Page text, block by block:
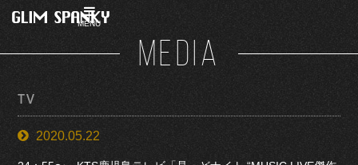
MENU
MEDIA
TV
2020.05.22